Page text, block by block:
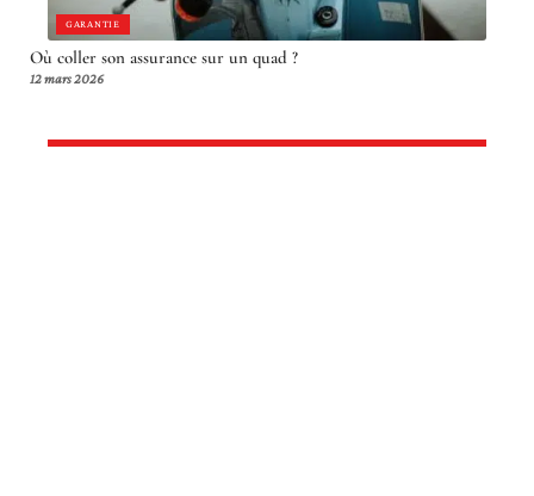
GARANTIE
Où coller son assurance sur un quad ?
12 mars 2026